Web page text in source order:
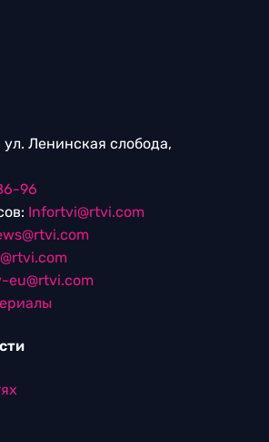
ул. Ленинская слобода,
96
Infortvi@rtvi.com
eu@rtvi.com